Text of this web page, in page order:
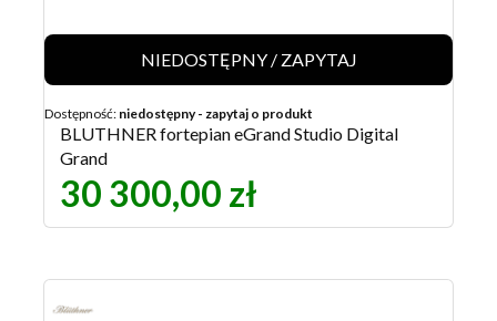
NIEDOSTĘPNY / ZAPYTAJ
Dostępność: niedostępny - zapytaj o produkt
BLUTHNER fortepian eGrand Studio Digital
Grand
30 300,00 zł